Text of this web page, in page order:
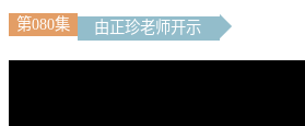
第080集 由正珍老师开示